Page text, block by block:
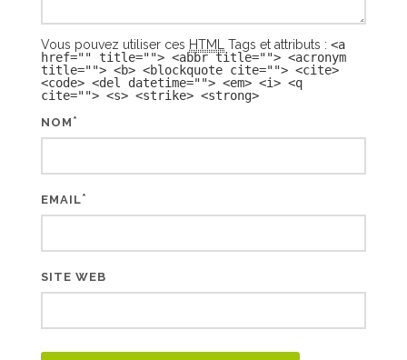
Vous pouvez utiliser ces HTML Tags et attributs : <a
href="" title=""> <abbr title=""> <acronym
title=""> <b> <blockquote cite=""> <cite>
<code> <del datetime=""> <em> <i> <q
cite=""> <s> <strike> <strong>
NOM *
EMAIL*
SITE WEB